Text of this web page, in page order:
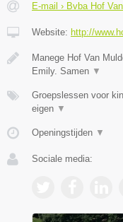
E-mail › Bvba Hof
Website: http://
Manege Hof Van
Emily. Samen ▼
Groepslessen voor
eigen ▼
Openingstijden ▼
Sociale media: